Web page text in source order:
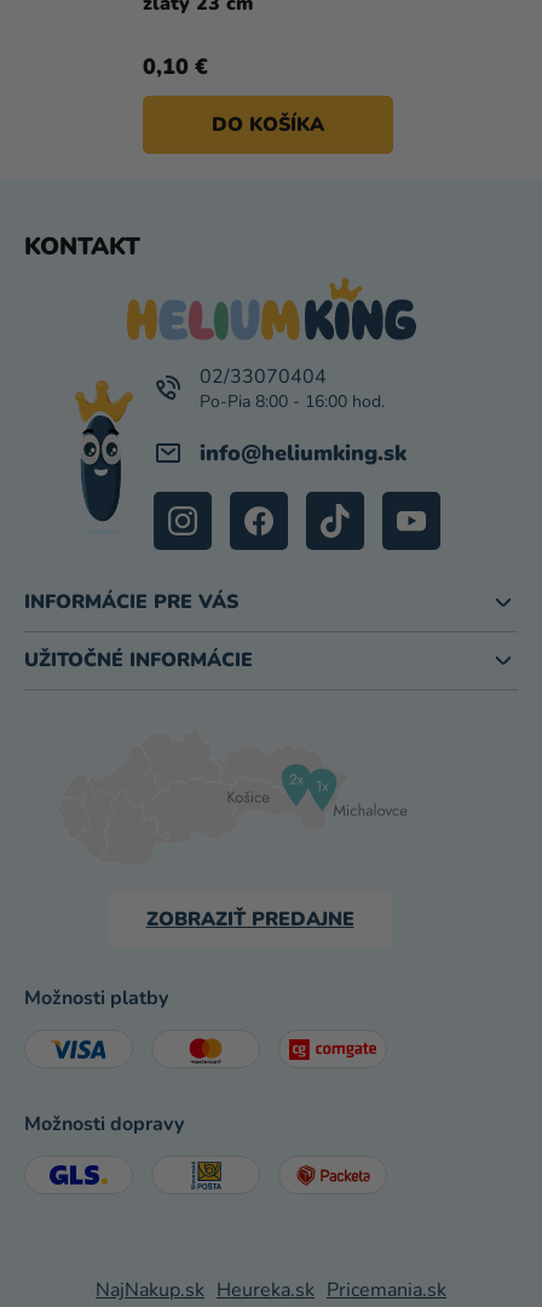
0,10 €
DO KOŠÍKA
KONTAKT
info@heliumking.sk
02/33070404
INFORMÁCIE PRE VÁS
UŽITOČNÉ INFORMÁCIE
ZOBRAZIŤ PREDAJNE
Možnosti platby
Možnosti dopravy
NajNakup.sk Heureka.sk Pricemania.sk